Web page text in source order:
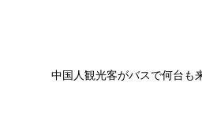
中国人観光客がバスで何台も